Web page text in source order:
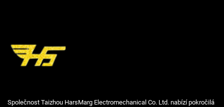
Společnost Taizhou HarsMarg Electromechanical Co. Ltd. nabízí pokročilá